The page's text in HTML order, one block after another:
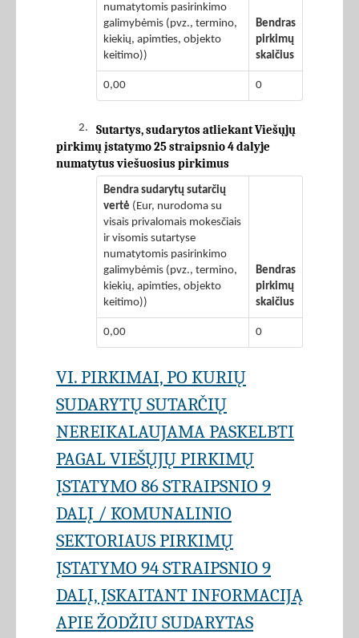
numatytomis pasirinkimo
galimybėmis (pvz., termino,
kiekių, apimties, objekto
keitimo))
Bendras
pirkimų
skaičius
0,00 0
2.
Sutartys, sudarytos atliekant Viešųjų
pirkimų įstatymo 25 straipsnio 4 dalyje
numatytus viešuosius pirkimus
Bendra sudarytų sutarčių
vertė (Eur, nurodoma su
visais privalomais mokesčiais
ir visomis sutartyse
numatytomis pasirinkimo
galimybėmis (pvz., termino,
kiekių, apimties, objekto
keitimo))
Bendras
pirkimų
skaičius
0,00 0
VI. PIRKIMAI, PO KURIŲ
SUDARYTŲ SUTARČIŲ
NEREIKALAUJAMA PASKELBTI
PAGAL VIEŠŲJŲ PIRKIMŲ
ĮSTATYMO 86 STRAIPSNIO 9
DALĮ / KOMUNALINIO
SEKTORIAUS PIRKIMŲ
ĮSTATYMO 94 STRAIPSNIO 9
DALĮ, ĮSKAITANT INFORMACIJĄ
APIE ŽODŽIU SUDARYTAS